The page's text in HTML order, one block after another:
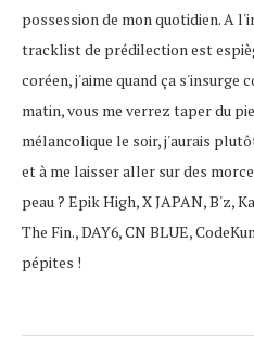
possession de mon quotidien. A
tracklist de prédilection est
coréen, j'aime quand ça s'insurge
matin, vous me verrez taper du
mélancolique le soir, j'aurais
et à me laisser aller sur des
peau ? Epik High, X JAPAN, B'z,
The Fin., DAY6, CN BLUE,
pépites !